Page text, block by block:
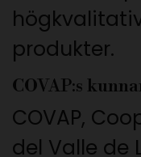
produkter.
COVAP:s
COVAP,
del Valle de